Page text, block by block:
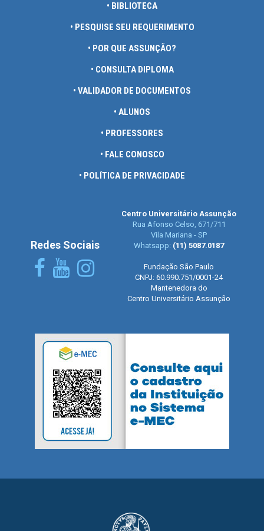
• BIBLIOTECA
• PESQUISE SEU REQUERIMENTO
• POR QUE ASSUNÇÃO?
• CONSULTA DIPLOMA
• VALIDADOR DE DOCUMENTOS
• ALUNOS
• PROFESSORES
• FALE CONOSCO
• POLÍTICA DE PRIVACIDADE
Redes Sociais
Centro Universitário Assunção
Rua Afonso Celso, 671/711
Vila Mariana - SP
Whatsapp: (11) 5087.0187
Fundação São Paulo
CNPJ: 60.990.751/0001-24
Mantenedora do
Centro Universitário Assunção